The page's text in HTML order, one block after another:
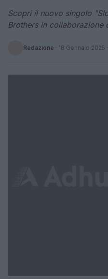
Scopri il nuovo singolo
Brothers in collaborazione
Redazione · 18 Gennaio 2025